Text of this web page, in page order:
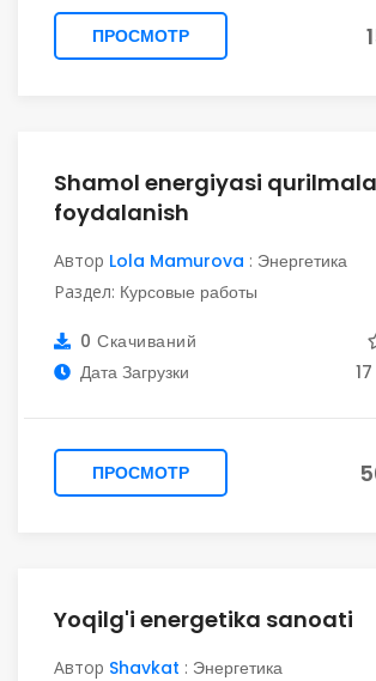
ПРОСМОТР
Shamol energiyasi
foydalanish
Автор Lola Mamurova : Энергетика
Раздел: Курсовые работы
0 Скачиваний
Дата Загрузки
ПРОСМОТР
Yoqilg'i energetika sanoati
Автор Shavkat : Энергетика